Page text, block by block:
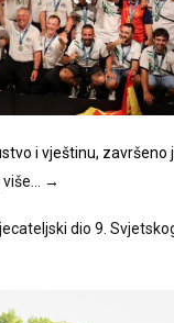
i vještinu, završeno
više… →
dio 9.